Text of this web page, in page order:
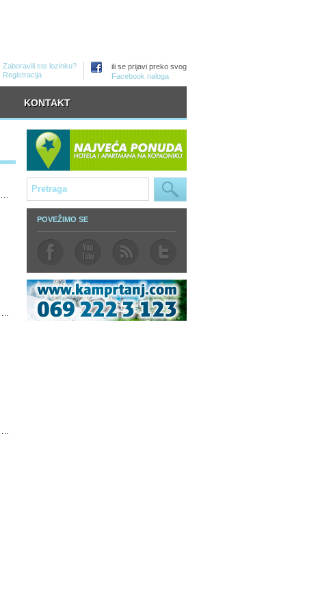
Zaboravili ste lozinku?
Registracija
ili se prijavi preko svog
Facebook naloga
KONTAKT
POVEŽIMO SE